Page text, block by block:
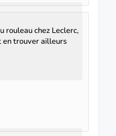
rouleau chez Leclerc,
en trouver ailleurs